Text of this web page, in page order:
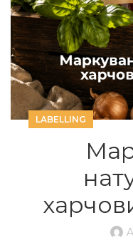
LABELLING